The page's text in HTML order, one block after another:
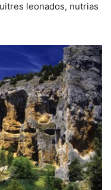
leonados, nutrias